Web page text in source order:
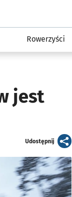
Rowerzyści
jest
Udostępnijartykuł